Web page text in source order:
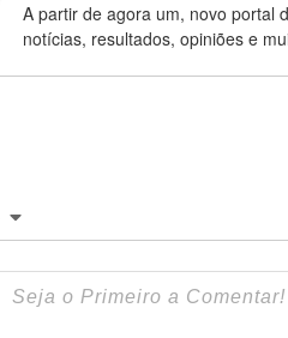
A partir de agora um, novo portal
notícias, resultados, opiniões e